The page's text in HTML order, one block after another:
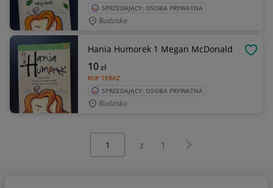
SPRZEDAJĄCY: OSOBA PRYWATNA
Budziska
Hania Humorek 1 Megan McDonald
KUP TERAZ
10zł
SPRZEDAJĄCY: OSOBA PRYWATNA
Budziska
z 1 Następna strona